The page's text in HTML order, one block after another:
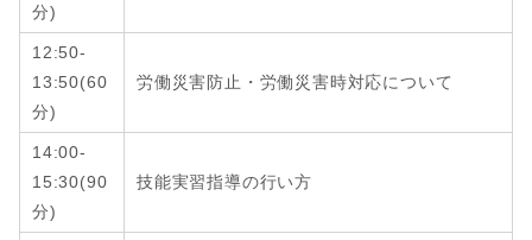
分)
12:50-
13:50(60
分)
労働災害防止・労働災害時対応について
14:00-
15:30(90
分)
技能実習指導の行い方